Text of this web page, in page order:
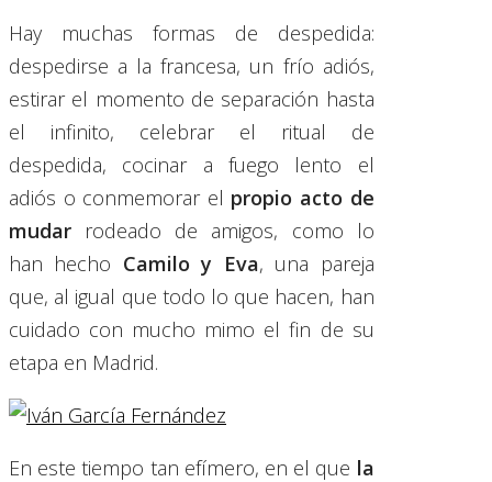
Hay muchas formas de despedida:
despedirse a la francesa, un frío adiós,
estirar el momento de separación hasta
el infinito, celebrar el ritual de
despedida, cocinar a fuego lento el
adiós o conmemorar el propio acto de
mudar rodeado de amigos, como lo
han hecho Camilo y Eva, una pareja
que, al igual que todo lo que hacen, han
cuidado con mucho mimo el fin de su
etapa en Madrid.
En este tiempo tan efímero, en el que la